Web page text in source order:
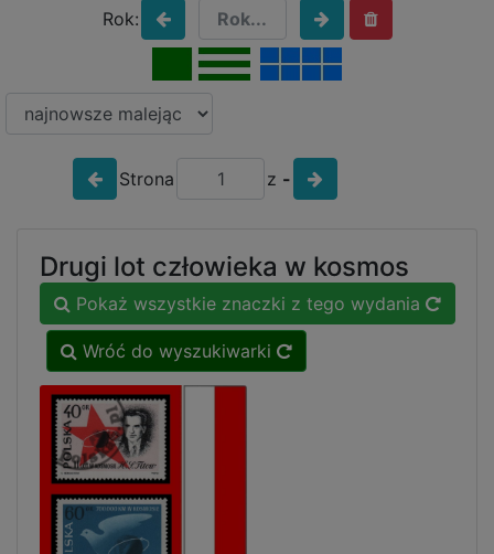
Rok:
Strona z -
Drugi lot człowieka w kosmos
Pokaż wszystkie znaczki z tego wydania
Wróć do wyszukiwarki